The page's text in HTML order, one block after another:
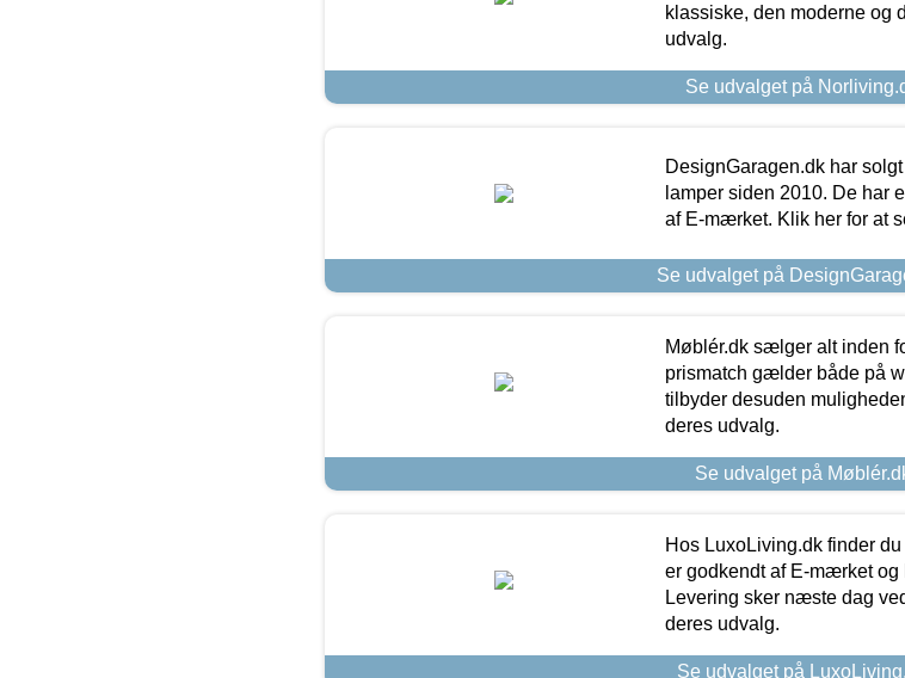
klassiske, den moderne og
udvalg.
Se udvalget på
DesignGaragen.dk har
lamper siden 2010. De har
af E-mærket. Klik her for at
Se udvalget på
Møblér.dk sælger alt inden
prismatch gælder både på
tilbyder desuden
deres udvalg.
Se udvalget på
Hos LuxoLiving.dk finder
er godkendt af E-mærket og
Levering sker næste dag
deres udvalg.
Se udvalget på